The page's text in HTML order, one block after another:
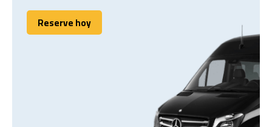
Reserve hoy
Reserve hoy